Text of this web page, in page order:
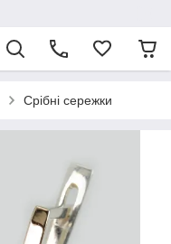
Срібні сережки